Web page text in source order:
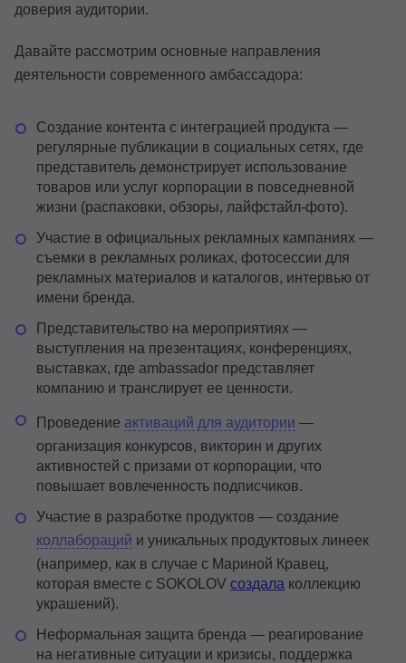
доверия аудитории.
Давайте рассмотрим основные направления
деятельности современного амбассадора:
Создание контента с интеграцией продукта —
регулярные публикации в социальных сетях, где
представитель демонстрирует использование
товаров или услуг корпорации в повседневной
жизни (распаковки, обзоры, лайфстайл-фото).
Участие в официальных рекламных кампаниях —
съемки в рекламных роликах, фотосессии для
рекламных материалов и каталогов, интервью от
имени бренда.
Представительство на мероприятиях —
выступления на презентациях, конференциях,
выставках, где ambassador представляет
компанию и транслирует ее ценности.
Проведение активаций для аудитории —
организация конкурсов, викторин и других
активностей с призами от корпорации, что
повышает вовлеченность подписчиков.
Участие в разработке продуктов — создание
коллабораций и уникальных продуктовых линеек
(например, как в случае с Мариной Кравец,
которая вместе с SOKOLOV создала коллекцию
украшений).
Неформальная защита бренда — реагирование
на негативные ситуации и кризисы, поддержка